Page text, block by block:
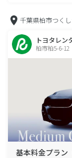
千葉県柏市つく
トヨタレン
柏市柏5-6-12
基本料金プラン